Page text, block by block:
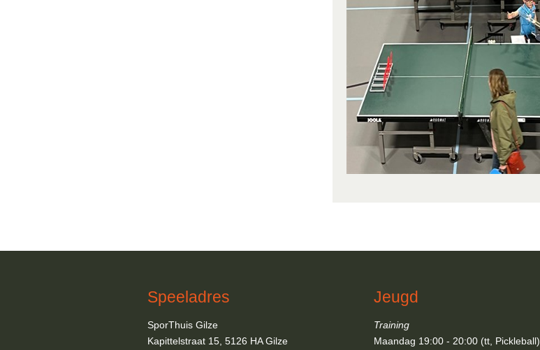
Speeladres
SporThuis Gilze
Kapittelstraat 15, 5126 HA Gilze
Jeugd
Training
Maandag 19:00 - 20:00 (tt, Pickleball)